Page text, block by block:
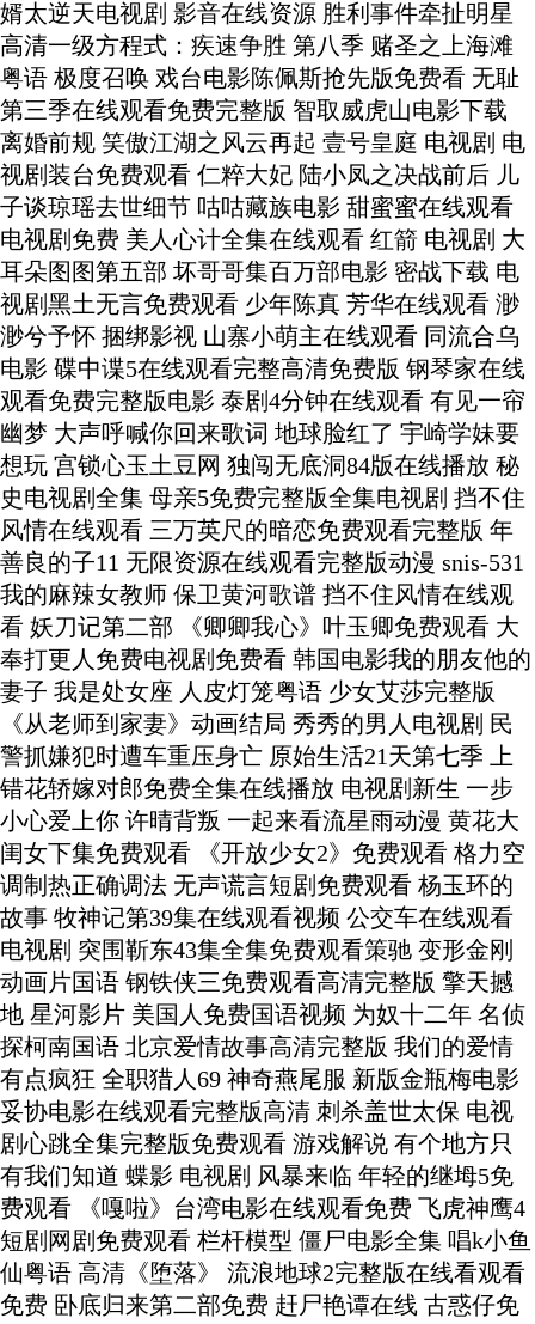
婿太逆天电视剧 影音在线资源 胜利事件牵扯明星
高清一级方程式：疾速争胜 第八季 赌圣之上海滩
粤语 极度召唤 戏台电影陈佩斯抢先版免费看 无耻
第三季在线观看免费完整版 智取威虎山电影下载
离婚前规 笑傲江湖之风云再起 壹号皇庭 电视剧 电
视剧装台免费观看 仁粹大妃 陆小凤之决战前后 儿
子谈琼瑶去世细节 咕咕藏族电影 甜蜜蜜在线观看
电视剧免费 美人心计全集在线观看 红箭 电视剧 大
耳朵图图第五部 坏哥哥集百万部电影 密战下载 电
视剧黑土无言免费观看 少年陈真 芳华在线观看 渺
渺兮予怀 捆绑影视 山寨小萌主在线观看 同流合乌
电影 碟中谍5在线观看完整高清免费版 钢琴家在线
观看免费完整版电影 泰剧4分钟在线观看 有见一帘
幽梦 大声呼喊你回来歌词 地球脸红了 宇崎学妹要
想玩 宫锁心玉土豆网 独闯无底洞84版在线播放 秘
史电视剧全集 母亲5免费完整版全集电视剧 挡不住
风情在线观看 三万英尺的暗恋免费观看完整版 年
善良的子11 无限资源在线观看完整版动漫 snis-531
我的麻辣女教师 保卫黄河歌谱 挡不住风情在线观
看 妖刀记第二部 《卿卿我心》叶玉卿免费观看 大
奉打更人免费电视剧免费看 韩国电影我的朋友他的
妻子 我是处女座 人皮灯笼粤语 少女艾莎完整版
《从老师到家妻》动画结局 秀秀的男人电视剧 民
警抓嫌犯时遭车重压身亡 原始生活21天第七季 上
错花轿嫁对郎免费全集在线播放 电视剧新生 一步
小心爱上你 许晴背叛 一起来看流星雨动漫 黄花大
闺女下集免费观看 《开放少女2》免费观看 格力空
调制热正确调法 无声谎言短剧免费观看 杨玉环的
故事 牧神记第39集在线观看视频 公交车在线观看
电视剧 突围靳东43集全集免费观看策驰 变形金刚
动画片国语 钢铁侠三免费观看高清完整版 擎天撼
地 星河影片 美国人免费国语视频 为奴十二年 名侦
探柯南国语 北京爱情故事高清完整版 我们的爱情
有点疯狂 全职猎人69 神奇燕尾服 新版金瓶梅电影
妥协电影在线观看完整版高清 刺杀盖世太保 电视
剧心跳全集完整版免费观看 游戏解说 有个地方只
有我们知道 蝶影 电视剧 风暴来临 年轻的继坶5免
费观看 《嘎啦》台湾电影在线观看免费 飞虎神鹰4
短剧网剧免费观看 栏杆模型 僵尸电影全集 唱k小鱼
仙粤语 高清《堕落》 流浪地球2完整版在线看观看
免费 卧底归来第二部免费 赶尸艳谭在线 古惑仔免